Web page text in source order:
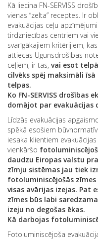
Kā liecina FN-SERVISS
vienas “zelta” receptes. Ir
evakuācijas ceļu
tirdzniecības centriem vai
svarīgākajiem kritērijiem,
attiecas Ugunsdrošības
ceļiem, ir tas, vai esot
cilvēks spēj maksimāli
telpas.
Ko FN-SERVISS drošības
domājot par evakuācijas
Līdzās evakuācijas
spēkā esošiem
iesaka klientiem
vienkāršo
daudzu Eiropas valstu
zīmju sistēmas jau tiek
fotoluminiscējošās
visas avārijas izejas. Pat
zīmes būs labi
izeju no degošas ēkas.
Kā darbojas
Fotoluminiscējoša